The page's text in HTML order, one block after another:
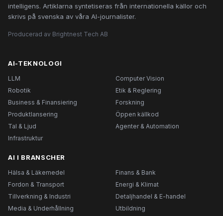
intelligens. Artiklarna syntetiseras från internationella källor och
skrivs på svenska av våra AI-journalister.
Producerad av Brightnest Tech AB
AI-TEKNOLOGI
LLM
Computer Vision
Robotik
Etik & Reglering
Business & Finansiering
Forskning
Produktlansering
Öppen källkod
Tal & Ljud
Agenter & Automation
Infrastruktur
AI I BRANSCHER
Hälsa & Läkemedel
Finans & Bank
Fordon & Transport
Energi & Klimat
Tillverkning & Industri
Detaljhandel & E-handel
Media & Underhållning
Utbildning